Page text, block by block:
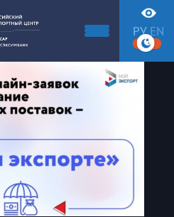
РУ EN